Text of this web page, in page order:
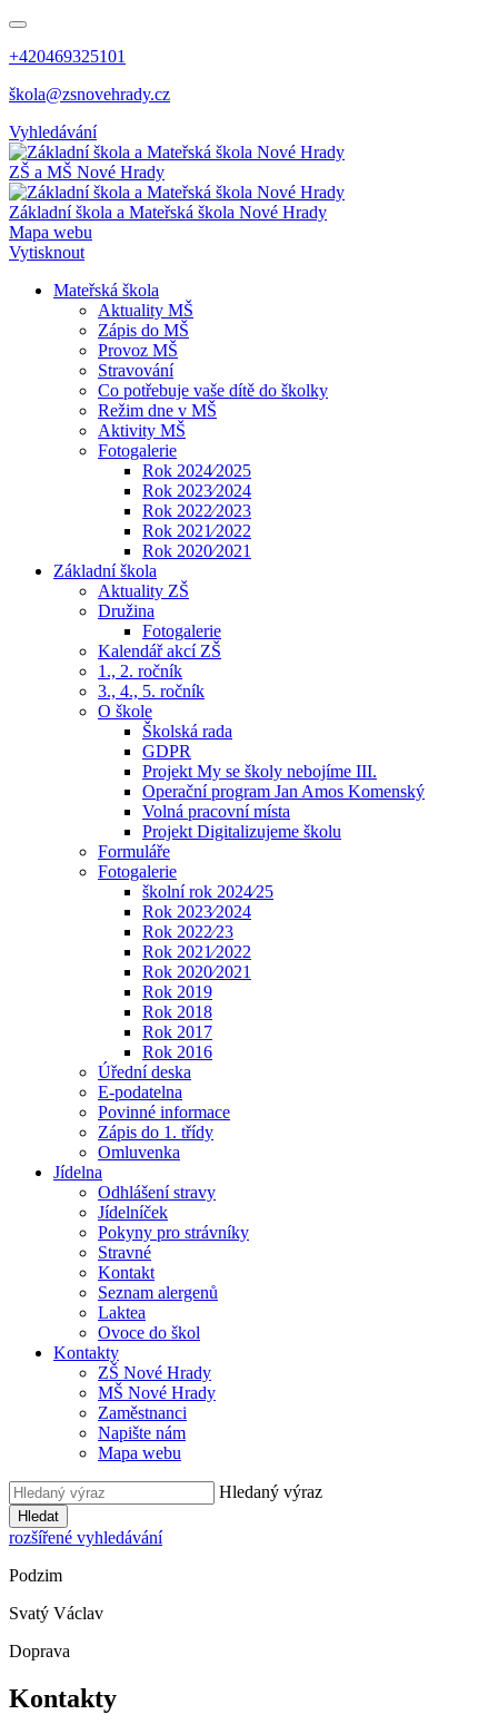
+420469325101
škola@zsnovehrady.cz
Vyhledávání
ZŠ a MŠ Nové Hrady
Základní škola a Mateřská škola Nové Hrady
Mapa webu
Vytisknout
Mateřská škola
Aktuality MŠ
Zápis do MŠ
Provoz MŠ
Stravování
Co potřebuje vaše dítě do školky
Režim dne v MŠ
Aktivity MŠ
Fotogalerie
Rok 2024⁄2025
Rok 2023⁄2024
Rok 2022⁄2023
Rok 2021⁄2022
Rok 2020⁄2021
Základní škola
Aktuality ZŠ
Družina
Fotogalerie
Kalendář akcí ZŠ
1., 2. ročník
3., 4., 5. ročník
O škole
Školská rada
GDPR
Projekt My se školy nebojíme III.
Operační program Jan Amos Komenský
Volná pracovní místa
Projekt Digitalizujeme školu
Formuláře
Fotogalerie
školní rok 2024⁄25
Rok 2023⁄2024
Rok 2022⁄23
Rok 2021⁄2022
Rok 2020⁄2021
Rok 2019
Rok 2018
Rok 2017
Rok 2016
Úřední deska
E-podatelna
Povinné informace
Zápis do 1. třídy
Omluvenka
Jídelna
Odhlášení stravy
Jídelníček
Pokyny pro strávníky
Stravné
Kontakt
Seznam alergenů
Laktea
Ovoce do škol
Kontakty
ZŠ Nové Hrady
MŠ Nové Hrady
Zaměstnanci
Napište nám
Mapa webu
Hledaný výraz
Hledat
rozšířené vyhledávání
Podzim
Svatý Václav
Doprava
Kontakty